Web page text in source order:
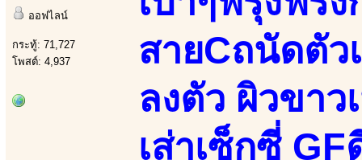
ออฟไลน์
กระทู้: 71,727
โพสต์: 4,937
สายCถนัดตัว
ลงตัว ผิวขาว
เส่าเซ็กซี่ GF